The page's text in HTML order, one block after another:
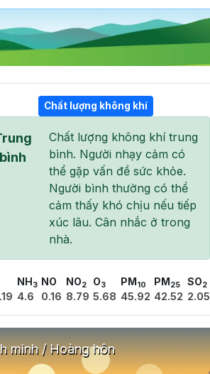
07:00
27°/
Mây cụm
08:00
28°/33°
Mưa nhẹ
Chất lượng không khí
bình
Chất lượng không khí trung
bình. Người nhạy cảm có
thể gặp vấn đề sức khỏe.
Người bình thường có thể
cảm thấy khó chịu nếu tiếp
xúc lâu. Cân nhắc ở trong
nhà.
NH 3
4.6
NO
0.16
NO2
8.79
O3
5.68
PM 10
45.92
PM 25
42.52
SO2
2.05
minh / Hoàng hôn